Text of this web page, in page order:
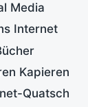
Media
Internet
Kapieren
Quatsch